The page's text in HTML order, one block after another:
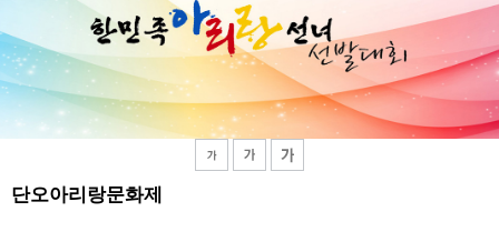
단오아리랑문화제